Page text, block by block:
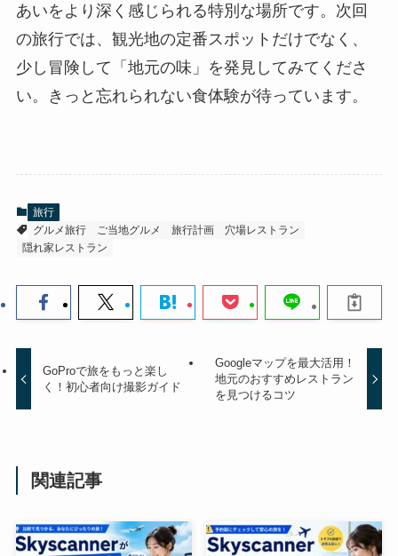
あいをより深く感じられる特別な場所です。次回
の旅行では、観光地の定番スポットだけでなく、
少し冒険して「地元の味」を発見してみてくださ
い。きっと忘れられない食体験が待っています。
旅行
グルメ旅行
ご当地グルメ 旅行計画
穴場レストラン
隠れ家レストラン
GoProで旅をもっと楽し
く！初心者向け撮影ガイド
Googleマップを最大活用！
地元のおすすめレストラン
を見つけるコツ
関連記事